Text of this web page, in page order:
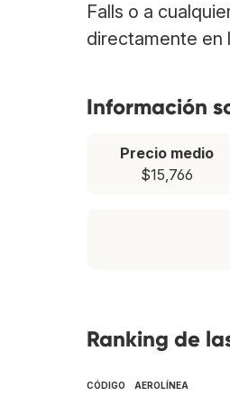
Falls o a
directamente en
Información
Precio medio
$15,766
Ranking de
CÓDIGO AEROLÍNEA